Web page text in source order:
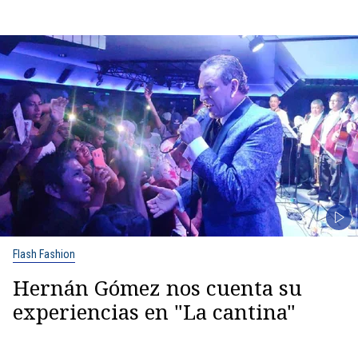
Flash Fashion
Hernán Gómez nos cuenta su
experiencias en "La cantina"